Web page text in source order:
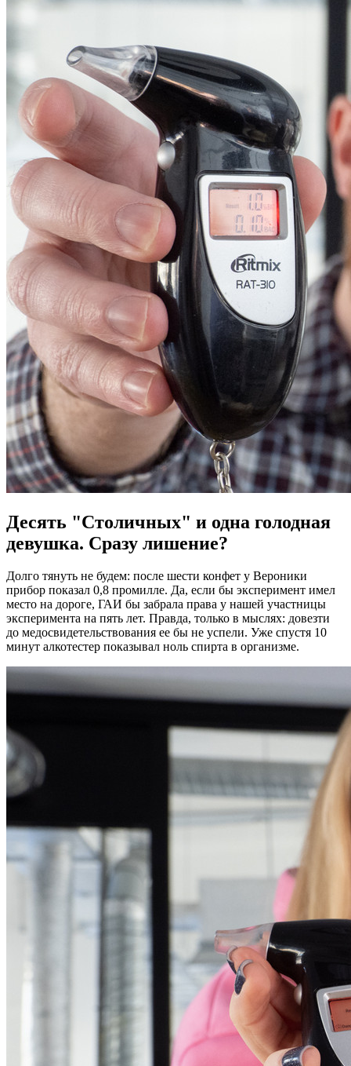
Десять "Столичных"‎ и одна голодная
девушка. Сразу лишение?
Долго тянуть не будем: после шести конфет у Вероники
прибор показал 0,8 промилле. Да, если бы эксперимент имел
место на дороге, ГАИ бы забрала права у нашей участницы
эксперимента на пять лет. Правда, только в мыслях: довезти
до медосвидетельствования ее бы не успели. Уже спустя 10
минут алкотестер показывал ноль спирта в организме.